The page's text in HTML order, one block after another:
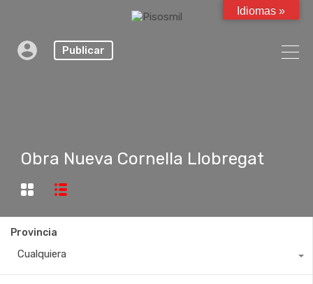
Publicar
Obra Nueva Cornella Llobregat
Provincia
Cualquiera
Idiomas »